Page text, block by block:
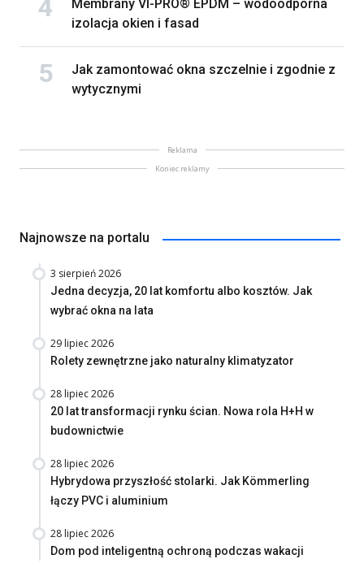
Membrany VI-PRO® EPDM – wodoodporna
izolacja okien i fasad
Jak zamontować okna szczelnie i zgodnie z
wytycznymi
Reklama
Koniec reklamy
Najnowsze na portalu
3 sierpień 2026
Jedna decyzja, 20 lat komfortu albo kosztów. Jak
wybrać okna na lata
29 lipiec 2026
Rolety zewnętrzne jako naturalny klimatyzator
28 lipiec 2026
20 lat transformacji rynku ścian. Nowa rola H+H w
budownictwie
28 lipiec 2026
Hybrydowa przyszłość stolarki. Jak Kömmerling
łączy PVC i aluminium
28 lipiec 2026
Dom pod inteligentną ochroną podczas wakacji